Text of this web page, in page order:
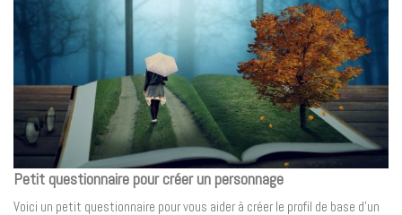
Petit questionnaire pour créer un personnage
Voici un petit questionnaire pour vous aider à créer le profil de base d’un